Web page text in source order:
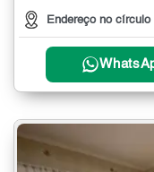
Endereço no círculo